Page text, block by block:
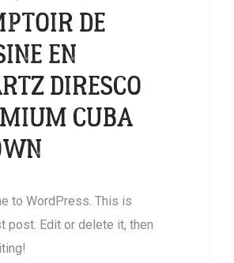
DE
EN
DIRESCO
CUBA
to WordPress. This is
post. Edit or delete it, then